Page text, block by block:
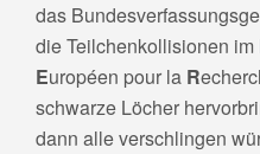
das
die Teilchenkollisionen im
Européen pour la R
schwarze Löcher
dann alle verschlingen